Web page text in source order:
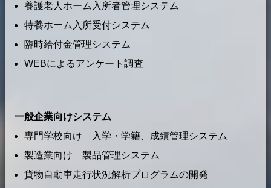
養護老人ホーム入所者管理システム
特養ホーム入所受付システム
臨時給付金管理システム
WEBによるアンケート調査
一般企業向けシステム
専門学校向け 入学・学籍、成績管理システム
製造業向け 製品管理システム
貨物自動車走行状況解析プログラムの開発